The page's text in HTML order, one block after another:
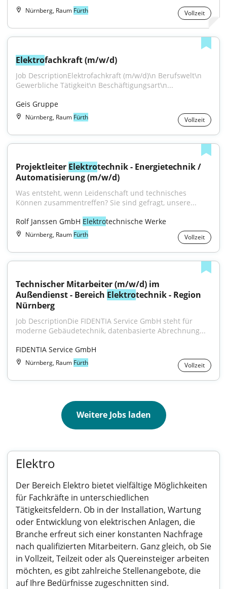
Nürnberg, Raum Fürth Vollzeit
Elektrofachkraft (m/w/d)
Job DescriptionElektrofachkraft (m/w/d)\n Berufswelt\n
Gewerbliche Tätigkeit\n Beschäftigungsart\n...
Geis Gruppe
Nürnberg, Raum Fürth Vollzeit
Projektleiter Elektrotechnik - Energietechnik /
Automatisierung (m/w/d)
Was entsteht, wenn Leidenschaft und technisches
Können zusammentreffen? Sie sind gefragt, unsere...
Rolf Janssen GmbH Elektrotechnische Werke
Nürnberg, Raum Fürth Vollzeit
Technischer Mitarbeiter (m/w/d) im
Außendienst - Bereich Elektrotechnik - Region
Nürnberg
Job DescriptionDie FIDENTIA Service GmbH steht für
moderne Gebäudetechnik, datenbasierte Abrechnung...
FIDENTIA Service GmbH
Nürnberg, Raum Fürth Vollzeit
Weitere Jobs laden
Elektro
Der Bereich Elektro bietet vielfältige Möglichkeiten
für Fachkräfte in unterschiedlichen
Tätigkeitsfeldern. Ob in der Installation, Wartung
oder Entwicklung von elektrischen Anlagen, die
Branche erfreut sich einer konstanten Nachfrage
nach qualifizierten Mitarbeitern. Ganz gleich, ob Sie
in Vollzeit, Teilzeit oder als Quereinsteiger arbeiten
möchten, es gibt zahlreiche Stellenangebote, die
auf Ihre Bedürfnisse zugeschnitten sind.